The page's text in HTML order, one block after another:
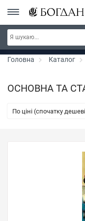
РОЗПРОДАЖ ~ 150 грн ~
300 грн ~
Головна Каталог
ОСНОВНА ТА
По ціні (спочатку